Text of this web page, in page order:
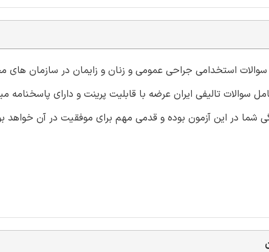
سوالات استخدامی جراحی عمومی و زنان و زایمان در سازمان های
تالیفی ایران عرضه با قابلیت پرینت و دارای پاسخنامه
شما در این آزمون بوده و قدمی مهم برای موفقیت در آن خواهد